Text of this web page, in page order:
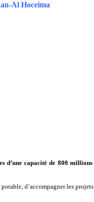
Al Hoceima
capacité de 800
d’accompagner les